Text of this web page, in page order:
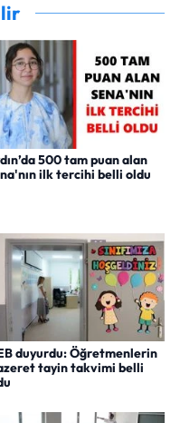
500 tam puan alan
ilk tercihi belli oldu
duyurdu: Öğretmenlerin
tayin takvimi belli